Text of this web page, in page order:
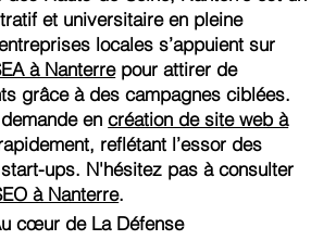
et universitaire en pleine
locales s’appuient sur
à Nanterrepour attirer de
grâce à des campagnes ciblées.
encréation de site web à
reflétant l’essor des
ups. N'hésitez pas à consulter
à Nanterre.
cœur de La Défense